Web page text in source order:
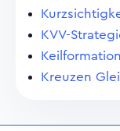
KVV-
Kreuzen